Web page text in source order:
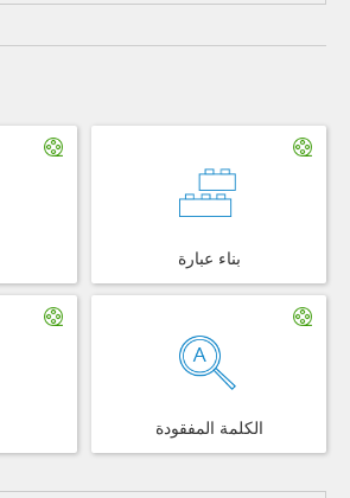
بناء عبارة
الكلمة المفقودة